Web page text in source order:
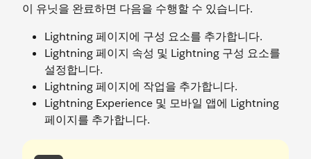
이 유닛을 완료하면 다음을 수행할 수 있습니다.
Lightning 페이지에 구성 요소를 추가합니다.
Lightning 페이지 속성 및 Lightning 구성 요소를
설정합니다.
Lightning 페이지에 작업을 추가합니다.
Lightning Experience 및 모바일 앱에 Lightning
페이지를 추가합니다.